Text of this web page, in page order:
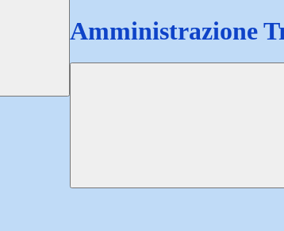
Amministrazione